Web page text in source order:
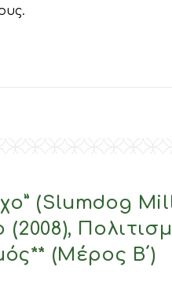
(Slumdog
(2008),
(Μέρος Β΄)